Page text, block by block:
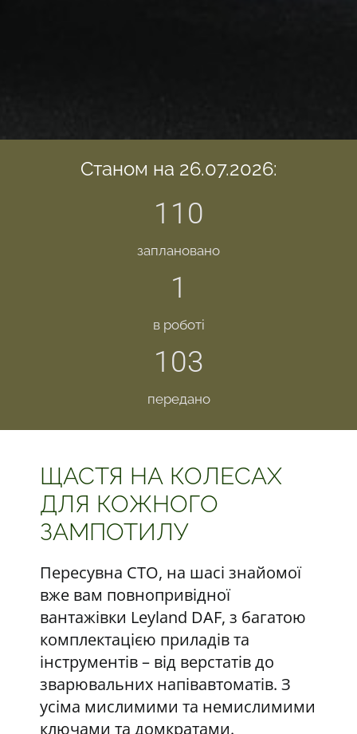
Станом на 26.07.2026:
110
заплановано
1
в роботі
103
передано
ЩАСТЯ НА КОЛЕСАХ
ДЛЯ КОЖНОГО
ЗАМПОТИЛУ
Пересувна СТО, на шасі знайомої
вже вам повнопривідної
вантажівки Leyland DAF, з багатою
комплектацією приладів та
інструментів – від верстатів до
зварювальних напівавтоматів. З
усіма мислимими та немислимими
ключами та домкратами.